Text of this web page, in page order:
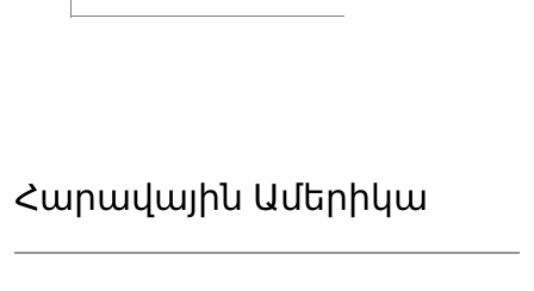
Հարավային Ամերիկա